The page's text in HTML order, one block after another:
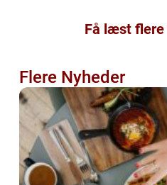
Få læst
Flere Nyheder